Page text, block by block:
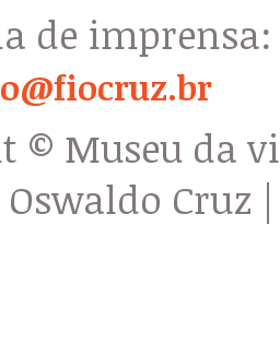
de imprensa:
© Museu da
Oswaldo Cruz |